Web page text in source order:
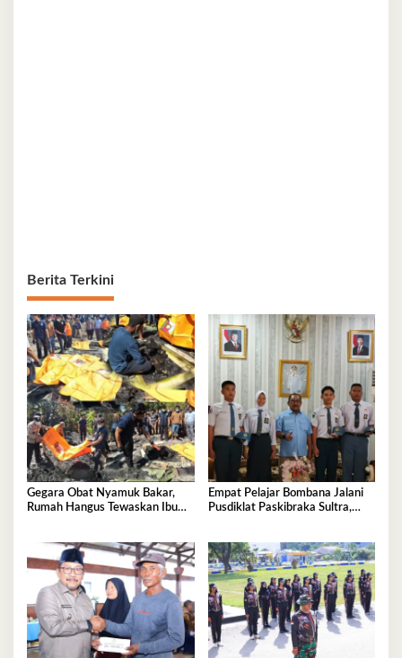
Berita Terkini
Gegara Obat Nyamuk Bakar,
Rumah Hangus Tewaskan Ibu
Empat Pelajar Bombana Jalani
Pusdiklat Paskibraka Sultra,